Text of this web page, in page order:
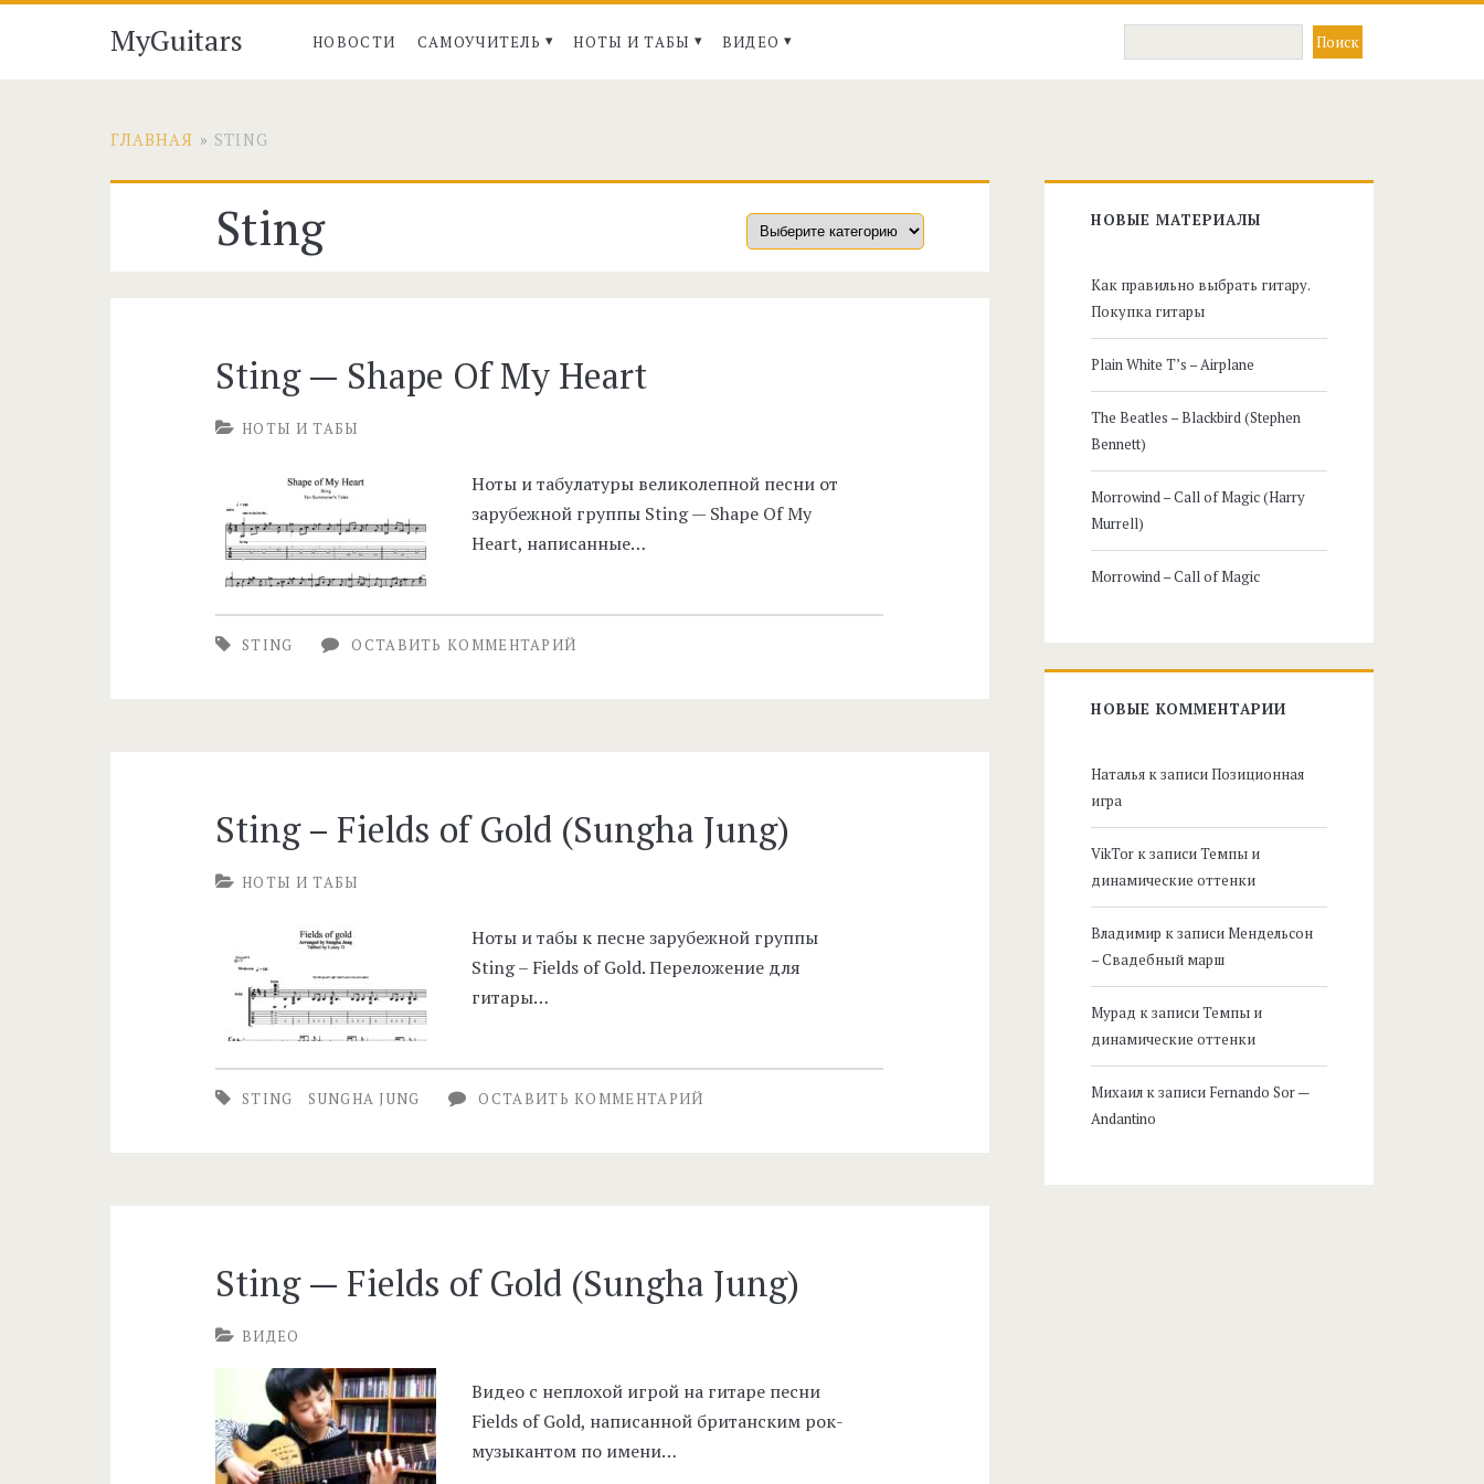
MyGuitars НОВОСТИ САМОУЧИТЕЛЬ НОТЫ И ТАБЫ ВИДЕО
ГЛАВНАЯ » STING
Метка:
<span>Sting</span>
Sting
Sting — Shape Of My Heart
НОТЫ И ТАБЫ
Ноты и табулатуры великолепной песни от
зарубежной группы Sting — Shape Of My
Heart, написанные…
STING ОСТАВИТЬ КОММЕНТАРИЙ
Sting – Fields of Gold (Sungha Jung)
НОТЫ И ТАБЫ
Ноты и табы к песне зарубежной группы
Sting – Fields of Gold. Переложение для
гитары…
STING SUNGHA JUNG ОСТАВИТЬ КОММЕНТАРИЙ
Sting — Fields of Gold (Sungha Jung)
ВИДЕО
Видео с неплохой игрой на гитаре песни
Fields of Gold, написанной британским рок-
музыкантом по имени…
Главная
панель
НОВЫЕ МАТЕРИАЛЫ
Как правильно выбрать гитару.
Покупка гитары
Plain White T’s – Airplane
The Beatles – Blackbird (Stephen
Bennett)
Morrowind – Call of Magic (Harry
Murrell)
Morrowind – Call of Magic
НОВЫЕ КОММЕНТАРИИ
Наталья к записиПозиционная
игра
VikTor к записиТемпы и
динамические оттенки
Владимир к записиМендельсон
– Свадебный марш
Мурад к записиТемпы и
динамические оттенки
Михаил к записи Fernando Sor —
Andantino